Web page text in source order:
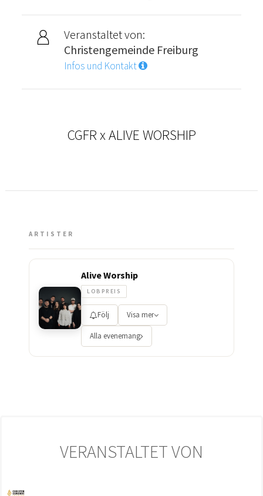
Veranstaltet von:
Christengemeinde Freiburg
Infos und Kontakt
CGFR x ALIVE WORSHIP
ARTISTER
Alive Worship
LOBPREIS
Följ Visa mer
Alla evenemang
VERANSTALTET VON